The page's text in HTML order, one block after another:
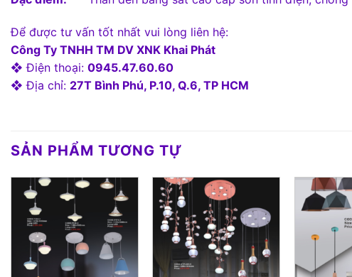
Để được tư vấn tốt nhất vui lòng liên hệ:
Công Ty TNHH TM DV XNK Khai Phát
❖ Điện thoại: 0945.47.60.60
❖ Địa chỉ: 27T Bình Phú, P.10, Q.6, TP HCM
SẢN PHẨM TƯƠNG TỰ